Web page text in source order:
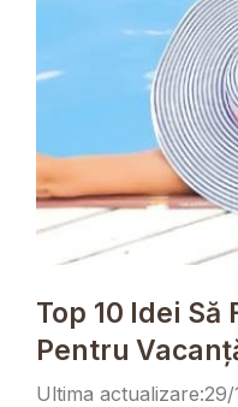
Top 10 Idei Să
Pentru
29/